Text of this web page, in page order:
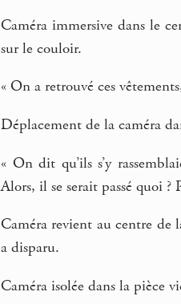
Caméra immersive dans le
sur le couloir.
« On a retrouvé ces
Déplacement de la caméra
« On dit qu’ils s’y
Alors, il se serait passé quoi ?
Caméra revient au centre de
a disparu.
Caméra isolée dans la pièce